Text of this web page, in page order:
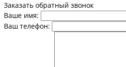
Заказать обратный звонок
Ваше имя:
Ваш телефон: